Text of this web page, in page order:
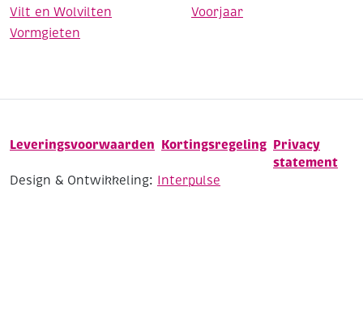
Vilt en Wolvilten
Voorjaar
Vormgieten
Leveringsvoorwaarden Kortingsregeling Privacy
statement
Design & Ontwikkeling: Interpulse